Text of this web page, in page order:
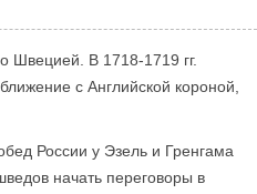
Швецией. В 1718-1719 гг.
с Английской короной,
России у Эзель и Гренгама
начать переговоры в